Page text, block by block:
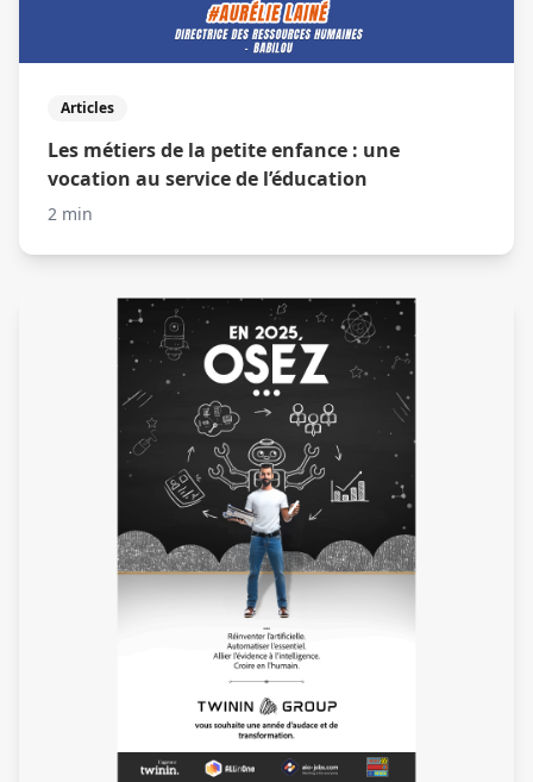
Articles
Les métiers de la petite enfance : une
vocation au service de l’éducation
2 min